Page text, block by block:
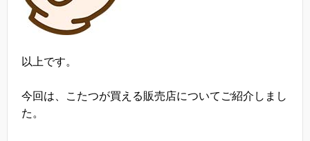
以上です。
今回は、こたつが買える販売店についてご紹介しまし
た。